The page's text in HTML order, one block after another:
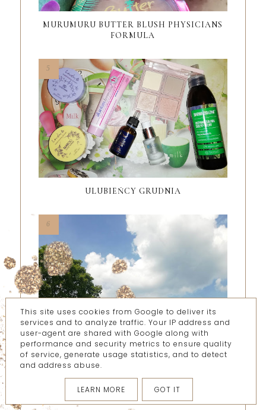
MURUMURU BUTTER BLUSH PHYSICIANS
FORMULA
ULUBIEŃCY GRUDNIA
ŻABOJADY CZYLI JAK DOBRZE JEST
ZBACZAĆ Z GŁÓWNYCH TRAS
POLECANE POSTY
This site uses cookies from Google to deliver its
services and to analyze traffic. Your IP address and
user-agent are shared with Google along with
performance and security metrics to ensure quality
of service, generate usage statistics, and to detect
and address abuse.
LEARN MORE GOT IT